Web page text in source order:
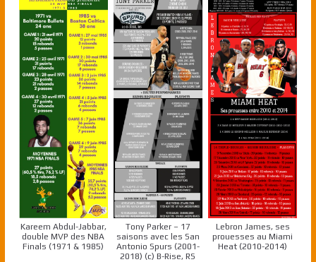
Kareem Abdul-Jabbar,
double MVP des NBA
Finals (1971 & 1985)
Tony Parker – 17
saisons avec les San
Antonio Spurs (2001-
2018) (c) B-Rise, RS
Lebron James, ses
prouesses au Miami
Heat (2010-2014)